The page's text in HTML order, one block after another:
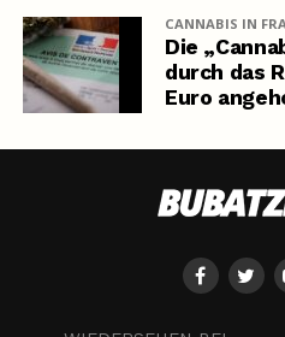
CANNABIS IN
Die
durch das
Euro